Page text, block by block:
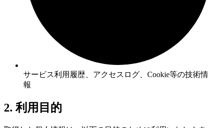
サービス利用履歴、アクセスログ、Cookie等の技術情
報
2. 利用目的